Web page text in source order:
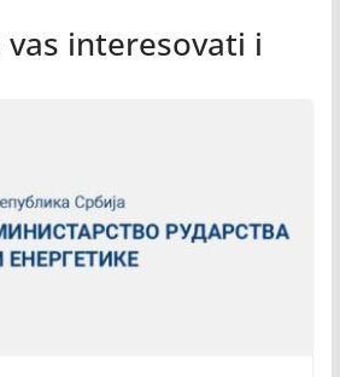
vas interesovati i